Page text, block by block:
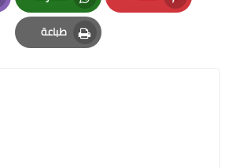
Pinterest
Whatsapp
طباعة
Print